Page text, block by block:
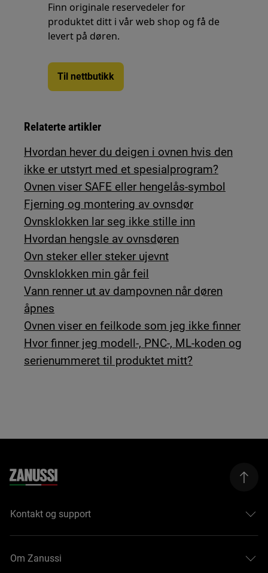
Finn originale reservedeler for
produktet ditt i vår web shop og få de
levert på døren.
Til nettbutikk
Relaterte artikler
Hvordan hever du deigen i ovnen hvis den
ikke er utstyrt med et spesialprogram?
Ovnen viser SAFE eller hengelås-symbol
Fjerning og montering av ovnsdør
Ovnsklokken lar seg ikke stille inn
Hvordan hengsle av ovnsdøren
Ovn steker eller steker ujevnt
Ovnsklokken min går feil
Vann renner ut av dampovnen når døren
åpnes
Ovnen viser en feilkode som jeg ikke finner
Hvor finner jeg modell-, PNC-, ML-koden og
serienummeret til produktet mitt?
Kontakt og support
Om Zanussi